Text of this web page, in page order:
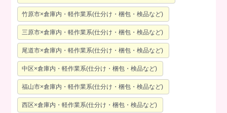
竹原市×倉庫内・軽作業系(仕分け・梱包・検品など)
三原市×倉庫内・軽作業系(仕分け・梱包・検品など)
尾道市×倉庫内・軽作業系(仕分け・梱包・検品など)
中区×倉庫内・軽作業系(仕分け・梱包・検品など)
福山市×倉庫内・軽作業系(仕分け・梱包・検品など)
西区×倉庫内・軽作業系(仕分け・梱包・検品など)